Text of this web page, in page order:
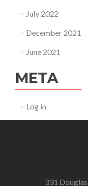
July 2022
December 2021
June 2021
META
Log in
331